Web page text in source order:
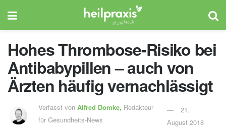
Hohes Thrombose-Risiko bei
Antibabypillen – auch von
Ärzten häufig vernachlässigt
Verfasst von Alfred Domke, Redakteur
für Gesundheits-News
21.
August 2018